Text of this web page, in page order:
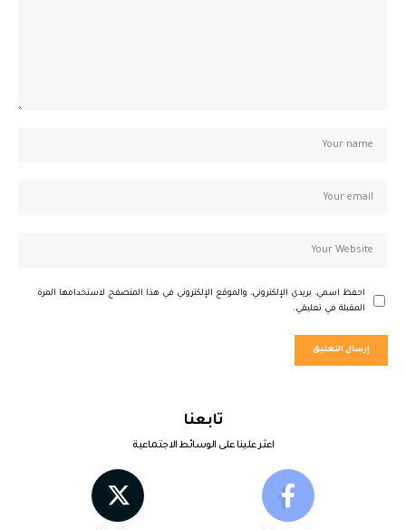
احفظ اسمي، بريدي الإلكتروني، والموقع الإلكتروني في هذا المتصفح لاستخدامها المرة
المقبلة في تعليقي.
تابعنا
اعثر علينا على الوسائط الاجتماعية